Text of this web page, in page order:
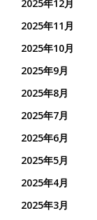
2025年12月
2025年11月
2025年10月
2025年9月
2025年8月
2025年7月
2025年6月
2025年5月
2025年4月
2025年3月